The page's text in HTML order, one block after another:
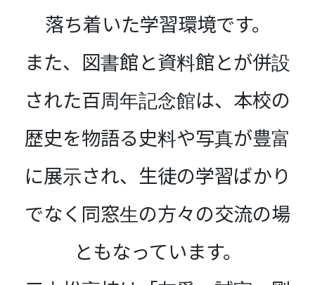
落ち着いた学習環境です。
また、図書館と資料館とが併設
された百周年記念館は、本校の
歴史を物語る史料や写真が豊富
に展示され、生徒の学習ばかり
でなく同窓生の方々の交流の場
ともなっています。